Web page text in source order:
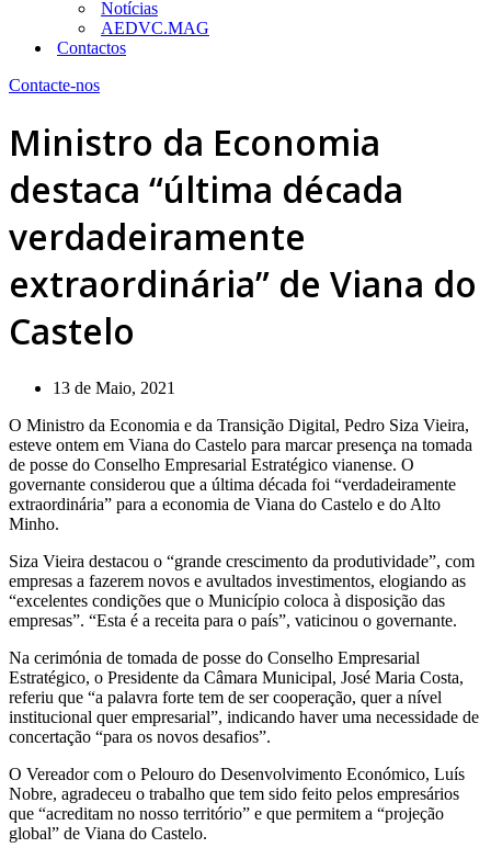
Notícias
AEDVC.MAG
Contactos
Contacte-nos
Ministro da Economia
destaca “última década
verdadeiramente
extraordinária” de Viana do
Castelo
13 de Maio, 2021
O Ministro da Economia e da Transição Digital, Pedro Siza Vieira,
esteve ontem em Viana do Castelo para marcar presença na tomada
de posse do Conselho Empresarial Estratégico vianense. O
governante considerou que a última década foi “verdadeiramente
extraordinária” para a economia de Viana do Castelo e do Alto
Minho.
Siza Vieira destacou o “grande crescimento da produtividade”, com
empresas a fazerem novos e avultados investimentos, elogiando as
“excelentes condições que o Município coloca à disposição das
empresas”. “Esta é a receita para o país”, vaticinou o governante.
Na cerimónia de tomada de posse do Conselho Empresarial
Estratégico, o Presidente da Câmara Municipal, José Maria Costa,
referiu que “a palavra forte tem de ser cooperação, quer a nível
institucional quer empresarial”, indicando haver uma necessidade de
concertação “para os novos desafios”.
O Vereador com o Pelouro do Desenvolvimento Económico, Luís
Nobre, agradeceu o trabalho que tem sido feito pelos empresários
que “acreditam no nosso território” e que permitem a “projeção
global” de Viana do Castelo.